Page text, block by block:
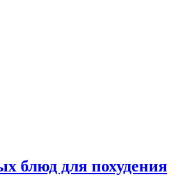
блюд для похудения